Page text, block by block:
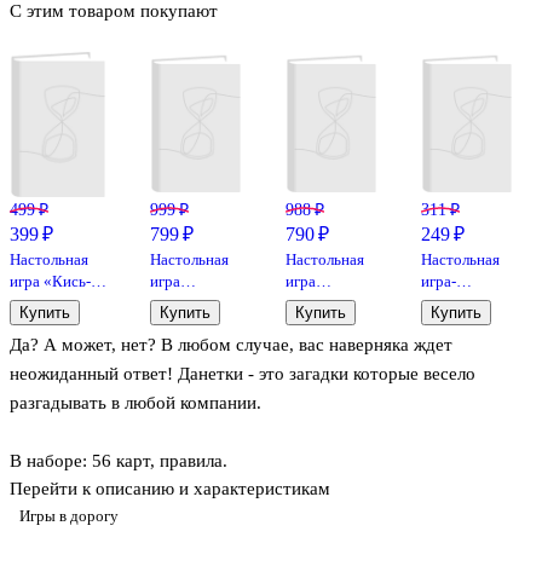
Игры в дорогу
Да? А может, нет? В любом случае, вас наверняка ждет
неожиданный ответ! Данетки - это загадки которые весело
разгадывать в любой компании.
В наборе: 56 карт, правила.
Перейти к описанию и характеристикам
С этим товаром покупают
499 ₽
399 ₽
Настольная
игра «Кись-
брысь-мяу»,
Геодом
Купить
999 ₽
799 ₽
Настольная
игра
«Сложный
выбор»,
Геодом
Купить
988 ₽
790 ₽
Настольная
игра
«Объяснярий»,
Hobby World
Купить
311 ₽
249 ₽
Настольная
игра-
викторина
«Сделано в
России»,
Origami
Купить